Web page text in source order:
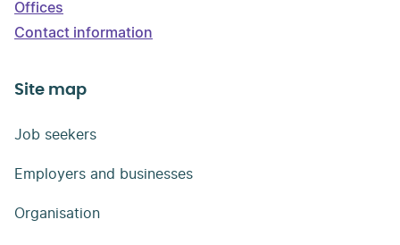
Offices
Contact information
Site map
Job seekers
Employers and businesses
Organisation